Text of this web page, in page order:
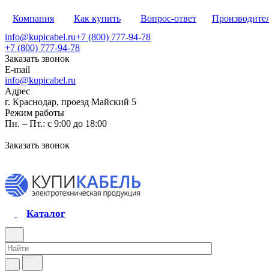
Компания Как купить Вопрос-ответ
info@kupicabel.ru+7 (800) 777-94-78
+7 (800) 777-94-78
Заказать звонок
E-mail
info@kupicabel.ru
Адрес
г. Краснодар, проезд Майский 5
Режим работы
Пн. – Пт.: с 9:00 до 18:00
Заказать звонок
Каталог